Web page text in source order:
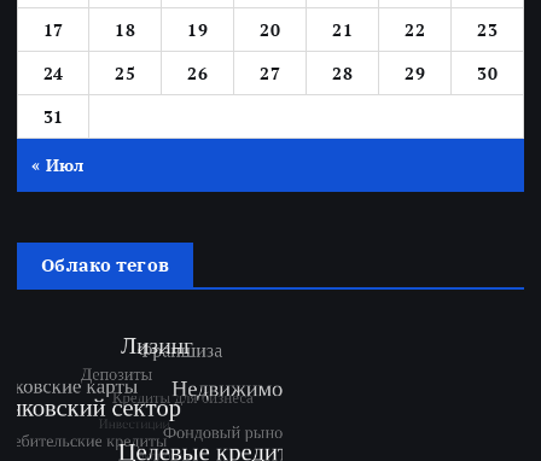
17
18 19 20 21 22
23
24
25 26 27 28 29
30
31
« Июл
Облако тегов